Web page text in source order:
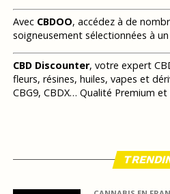
Avec CBDOO, accédez à de
soigneusement sélectionnées à
CBD Discounter, votre expert
fleurs, résines, huiles, vapes et
CBG9, CBDX… Qualité Premium et